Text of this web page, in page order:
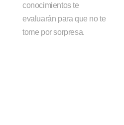
conocimientos te
evaluarán para que no te
tome por sorpresa.